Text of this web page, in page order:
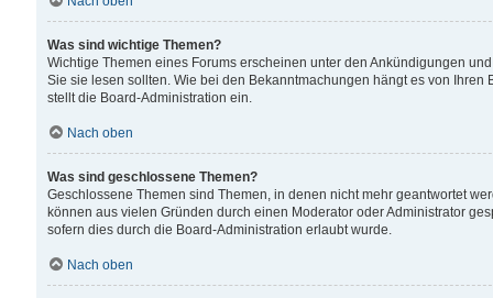
Was sind wichtige Themen?
Wichtige Themen eines Forums erscheinen unter den Ankündigungen
Sie sie lesen sollten. Wie bei den Bekanntmachungen hängt es von
stellt die Board-Administration ein.
Nach oben
Was sind geschlossene Themen?
Geschlossene Themen sind Themen, in denen nicht mehr geantwortet
können aus vielen Gründen durch einen Moderator oder Administrator
sofern dies durch die Board-Administration erlaubt wurde.
Nach oben